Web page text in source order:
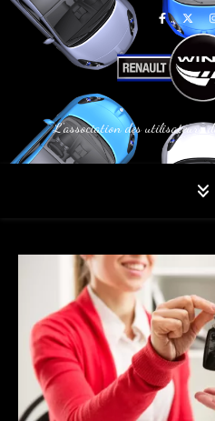
L'association des utilisateurs